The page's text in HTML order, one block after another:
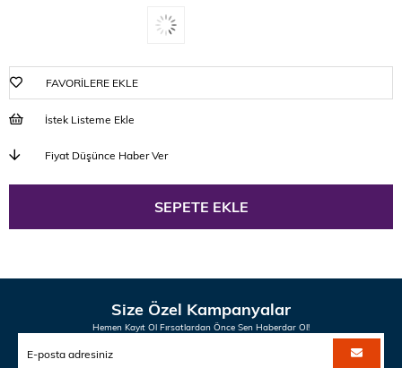
FAVORILERE EKLE
İstek Listeme Ekle
Fiyat Düşünce Haber Ver
Size Özel Kampanyalar
Hemen Kayıt Ol Fırsatlardan Önce Sen Haberdar Ol!